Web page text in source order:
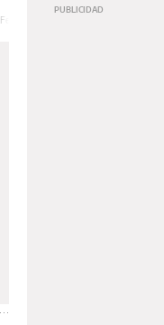
Feria de Editores